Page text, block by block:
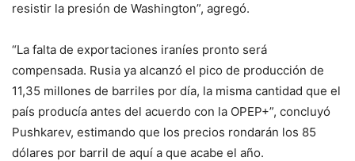
resistir la presión de Washington”, agregó.
“La falta de exportaciones iraníes pronto será
compensada. Rusia ya alcanzó el pico de producción de
11,35 millones de barriles por día, la misma cantidad que el
país producía antes del acuerdo con la OPEP+”, concluyó
Pushkarev, estimando que los precios rondarán los 85
dólares por barril de aquí a que acabe el año.